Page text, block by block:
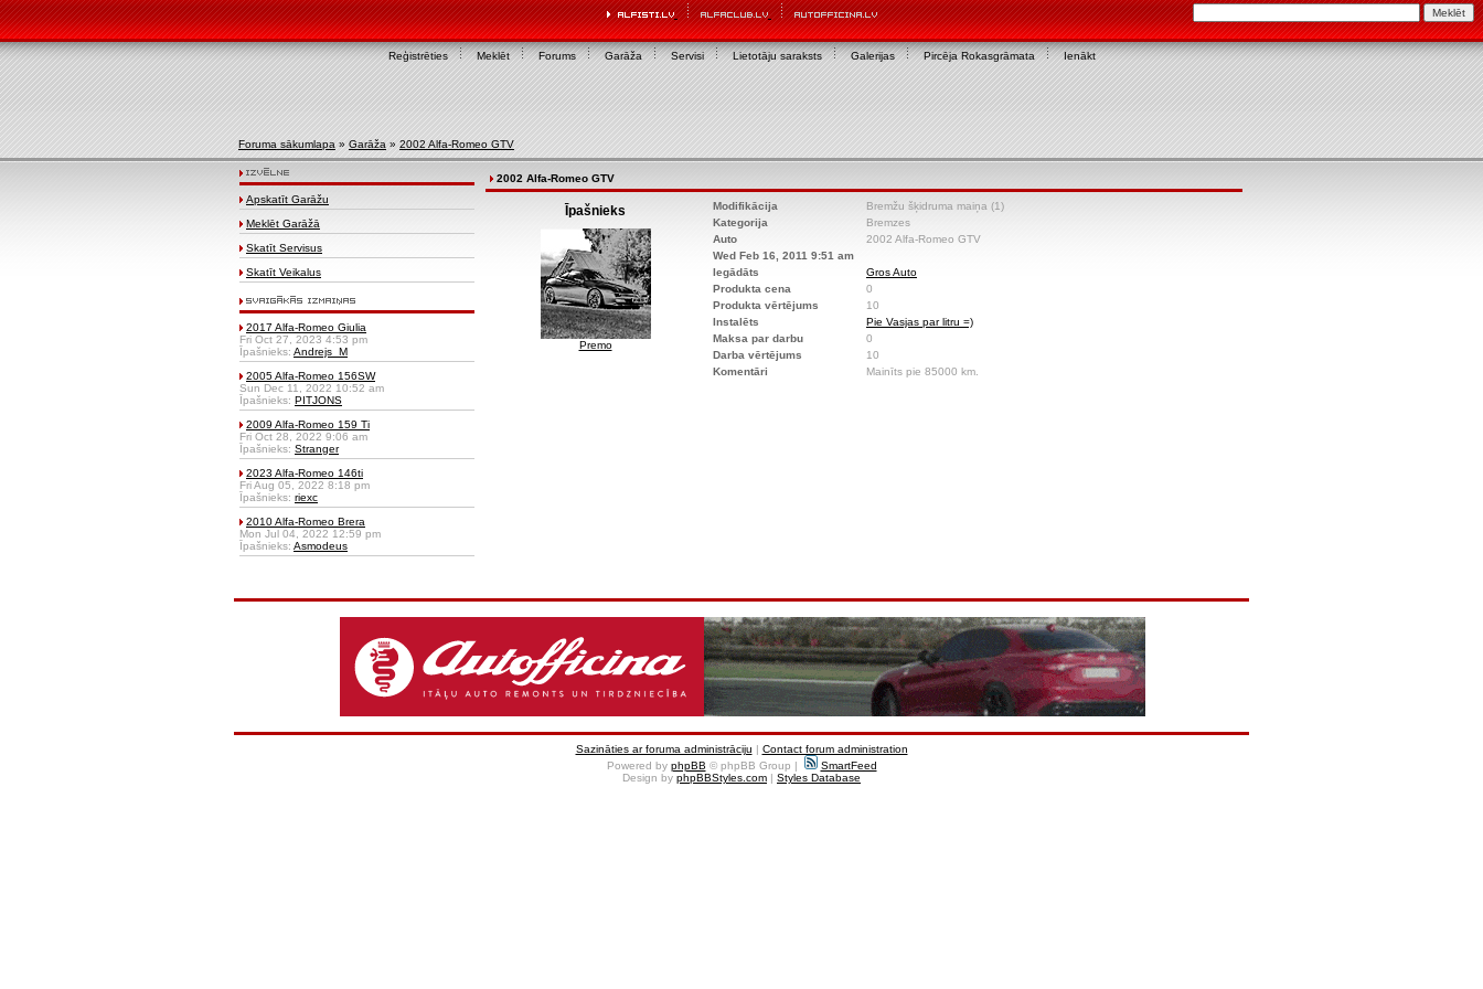
Reģistrēties Meklēt Forums Garāža Servisi Lietotāju saraksts Galerijas Pircēja Rokasgrāmata Ienākt
Foruma sākumlapa » Garāža » 2002 Alfa-Romeo GTV
Apskatīt Garāžu
Meklēt Garāžā
Skatīt Servisus
Skatīt Veikalus
2017 Alfa-Romeo Giulia
Fri Oct 27, 2023 4:53 pm
Īpašnieks: Andrejs_M
2005 Alfa-Romeo 156SW
Sun Dec 11, 2022 10:52 am
Īpašnieks: PITJONS
2009 Alfa-Romeo 159 Ti
Fri Oct 28, 2022 9:06 am
Īpašnieks: Stranger
2023 Alfa-Romeo 146ti
Fri Aug 05, 2022 8:18 pm
Īpašnieks: riexc
2010 Alfa-Romeo Brera
Mon Jul 04, 2022 12:59 pm
Īpašnieks: Asmodeus
2002 Alfa-Romeo GTV
Īpašnieks
Premo
Modifikācija
Bremžu šķidruma maiņa (1)
Kategorija
Bremzes
Auto
2002 Alfa-Romeo GTV
Wed Feb 16, 2011 9:51 am
Iegādāts
Gros Auto
Produkta cena
0
Produkta vērtējums
10
Instalēts
Pie Vasjas par litru =)
Maksa par darbu
0
Darba vērtējums
10
Komentāri
Mainīts pie 85000 km.
Sazināties ar foruma administrāciju | Contact forum administration
Powered by phpBB © phpBB Group |
SmartFeed
Design by phpBBStyles.com | Styles Database